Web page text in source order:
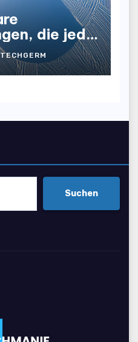
die jede
Effizienz
zu
TECHGERM
Suchen